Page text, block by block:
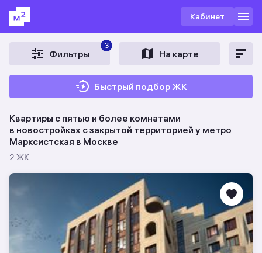
Кабинет
Фильтры
3
На карте
Быстрый подбор ЖК
Квартиры с пятью и более комнатами
в новостройках c закрытой территорией у метро
Марксистская в Москве
2 ЖК